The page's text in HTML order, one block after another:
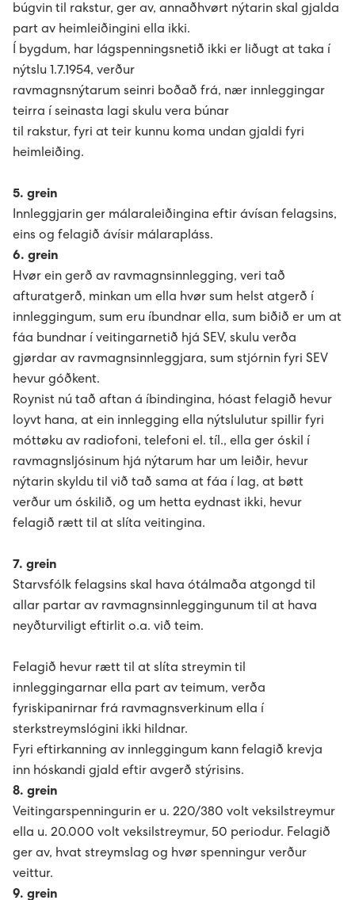
Framleiðslan kring landið
Starvsfólk til høvuðskontrollrúmið
Tøkningur við áræði til myllur og battaríir
KT-mennari til Sev
Maskinmeistari til grønu orkuverkini hjá Sev
Starvsfólk til køkin
Avloysarar til Vágsverkið í summarfrítíðini
Summarstørv
Varaverkmeistari til Sundsverkið
Maskinsmiður til Sundsverkið
Elektrikari til Sundsverkið
Maskinsmiðjulærlingur
Arbeiðsfólk til Sundsverkið
Húsavørður til Sundsverkið
Nevndin
Vís alt...
Eldri gjaldskráir
Ársroknskapur 2025
Ársroknskapur 2024
Tíðindi
Webcasts
Spurningar og svar
Vís alt...
Kennifílur (cookies)
Kunning um dátuvernd
Sev - sum allir føroyingar eiga
Board of Directors
Group Executive Management
Organisational diagram
History
Reports
Powering an island community with 100%
renewables
Sumba solar power plant
Minesto - tidal energy project
Pumped storage
Vís alt...
EV - Electrical vehicles
búgvin til rakstur, ger av, annaðhvørt nýtarin skal gjalda
part av heimleiðingini ella ikki.
Í bygdum, har lágspenningsnetið ikki er liðugt at taka í
nýtslu 1.7.1954, verður
ravmagnsnýtarum seinri boðað frá, nær innleggingar
teirra í seinasta lagi skulu vera búnar
til rakstur, fyri at teir kunnu koma undan gjaldi fyri
heimleiðing.
5. grein
Innleggjarin ger málaraleiðingina eftir ávísan felagsins,
eins og felagið ávísir málarapláss.
6. grein
Hvør ein gerð av ravmagnsinnlegging, veri tað
afturatgerð, minkan um ella hvør sum helst atgerð í
innleggingum, sum eru íbundnar ella, sum biðið er um at
fáa bundnar í veitingarnetið hjá SEV, skulu verða
gjørdar av ravmagnsinnleggjara, sum stjórnin fyri SEV
hevur góðkent.
Roynist nú tað aftan á íbindingina, hóast felagið hevur
loyvt hana, at ein innlegging ella nýtslulutur spillir fyri
móttøku av radiofoni, telefoni el. tíl., ella ger óskil í
ravmagnsljósinum hjá nýtarum har um leiðir, hevur
nýtarin skyldu til við tað sama at fáa í lag, at bøtt
verður um óskilið, og um hetta eydnast ikki, hevur
felagið rætt til at slíta veitingina.
7. grein
Starvsfólk felagsins skal hava ótálmaða atgongd til
allar partar av ravmagnsinnleggingunum til at hava
neyðturviligt eftirlit o.a. við teim.
Felagið hevur rætt til at slíta streymin til
innleggingarnar ella part av teimum, verða
fyriskipanirnar frá ravmagnsverkinum ella í
sterkstreymslógini ikki hildnar.
Fyri eftirkanning av innleggingum kann felagið krevja
inn hóskandi gjald eftir avgerð stýrisins.
8. grein
Veitingarspenningurin er u. 220/380 volt veksilstreymur
ella u. 20.000 volt veksilstreymur, 50 periodur. Felagið
ger av, hvat streymslag og hvør spenningur verður
veittur.
9. grein